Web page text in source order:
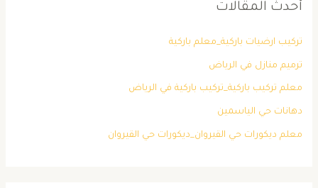
أحدث المقالات
تركيب ارضيات باركية_معلم باركية
ترميم منازل في الرياض
معلم تركيب باركية_تركيب باركية في الرياض
دهانات حي الياسمين
معلم ديكورات حي القيروان_ديكورات حي القيروان